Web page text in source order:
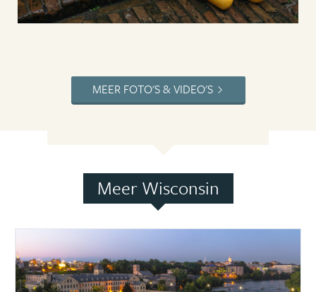
MEER FOTO'S & VIDEO'S
Meer Wisconsin